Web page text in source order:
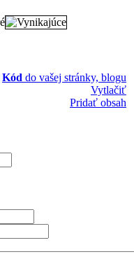
Kód do vašej stránky, blogu
Vytlačiť
Pridať obsah